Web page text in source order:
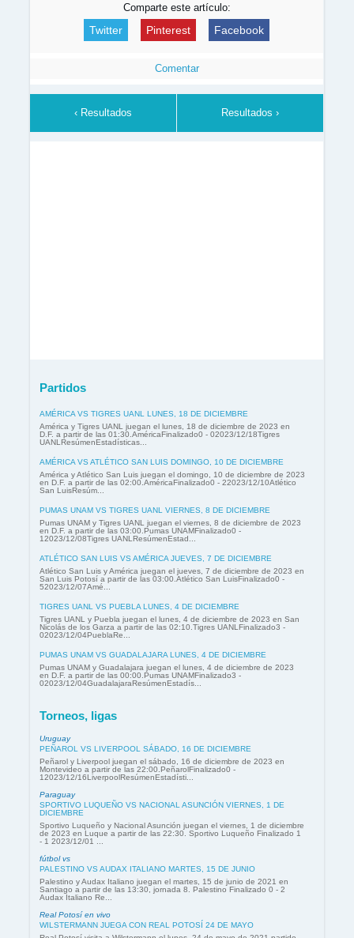
Comparte este artículo:
Twitter Pinterest Facebook
Comentar
‹ Resultados Resultados ›
Partidos
AMÉRICA VS TIGRES UANL LUNES, 18 DE DICIEMBRE
América y Tigres UANL juegan el lunes, 18 de diciembre de 2023 en
D.F. a partir de las 01:30.AméricaFinalizado0 - 02023/12/18Tigres
UANLResúmenEstadísticas...
AMÉRICA VS ATLÉTICO SAN LUIS DOMINGO, 10 DE DICIEMBRE
América y Atlético San Luis juegan el domingo, 10 de diciembre de 2023
en D.F. a partir de las 02:00.AméricaFinalizado0 - 22023/12/10Atlético
San LuisResúm...
PUMAS UNAM VS TIGRES UANL VIERNES, 8 DE DICIEMBRE
Pumas UNAM y Tigres UANL juegan el viernes, 8 de diciembre de 2023
en D.F. a partir de las 03:00.Pumas UNAMFinalizado0 -
12023/12/08Tigres UANLResúmenEstad...
ATLÉTICO SAN LUIS VS AMÉRICA JUEVES, 7 DE DICIEMBRE
Atlético San Luis y América juegan el jueves, 7 de diciembre de 2023 en
San Luis Potosí a partir de las 03:00.Atlético San LuisFinalizado0 -
52023/12/07Amé...
TIGRES UANL VS PUEBLA LUNES, 4 DE DICIEMBRE
Tigres UANL y Puebla juegan el lunes, 4 de diciembre de 2023 en San
Nicolás de los Garza a partir de las 02:10.Tigres UANLFinalizado3 -
02023/12/04PueblaRe...
PUMAS UNAM VS GUADALAJARA LUNES, 4 DE DICIEMBRE
Pumas UNAM y Guadalajara juegan el lunes, 4 de diciembre de 2023
en D.F. a partir de las 00:00.Pumas UNAMFinalizado3 -
02023/12/04GuadalajaraResúmenEstadís...
Torneos, ligas
Uruguay
PEÑAROL VS LIVERPOOL SÁBADO, 16 DE DICIEMBRE
Peñarol y Liverpool juegan el sábado, 16 de diciembre de 2023 en
Montevideo a partir de las 22:00.PeñarolFinalizado0 -
12023/12/16LiverpoolResúmenEstadísti...
Paraguay
SPORTIVO LUQUEÑO VS NACIONAL ASUNCIÓN VIERNES, 1 DE
DICIEMBRE
Sportivo Luqueño y Nacional Asunción juegan el viernes, 1 de diciembre
de 2023 en Luque a partir de las 22:30. Sportivo Luqueño Finalizado 1
- 1 2023/12/01 ...
fútbol vs
PALESTINO VS AUDAX ITALIANO MARTES, 15 DE JUNIO
Palestino y Audax Italiano juegan el martes, 15 de junio de 2021 en
Santiago a partir de las 13:30, jornada 8. Palestino Finalizado 0 - 2
Audax Italiano Re...
Real Potosí en vivo
WILSTERMANN JUEGA CON REAL POTOSÍ 24 DE MAYO